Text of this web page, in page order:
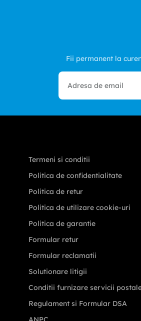
Termeni si conditii
Politica de confidentialitate
Politica de retur
Politica de utilizare cookie-uri
Politica de garantie
Formular retur